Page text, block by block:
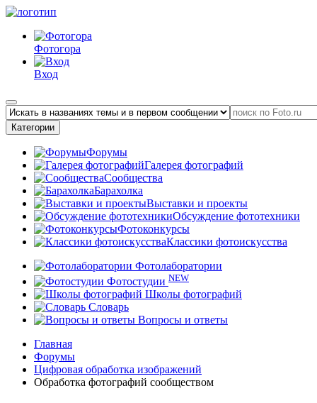
Фотогора
Вход
Категории
Форумы
Галерея фотографий
Сообщества
Барахолка
Выставки и проекты
Обсуждение фототехники
Фотоконкурсы
Классики фотоискусства
Фотолаборатории
Фотостудии NEW
Школы фотографий
Словарь
Вопросы и ответы
Главная
Форумы
Цифровая обработка изображений
Обработка фотографий сообществом